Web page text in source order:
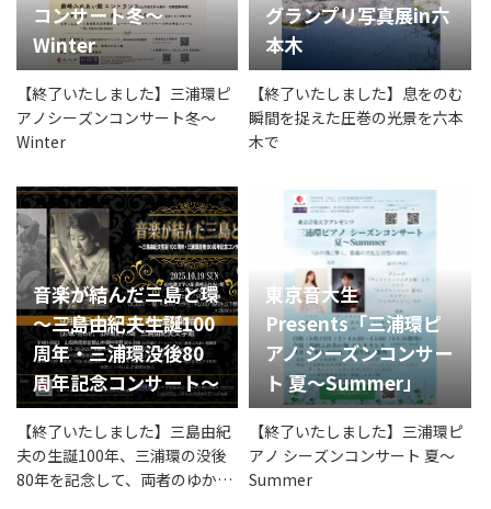
コンサート冬～
Winter
【終了いたしました】三浦環ピ
アノシーズンコンサート冬～
Winter
グランプリ写真展in六
本木
【終了いたしました】息をのむ
瞬間を捉えた圧巻の光景を六本
木で
音楽が結んだ三島と環
～三島由紀夫生誕100
周年・三浦環没後80
周年記念コンサート～
【終了いたしました】三島由紀
夫の生誕100年、三浦環の没後
80年を記念して、両者のゆかり
東京音大生
Presents「三浦環ピ
アノ シーズンコンサー
ト 夏～Summer」
【終了いたしました】三浦環ピ
アノ シーズンコンサート 夏～
Summer